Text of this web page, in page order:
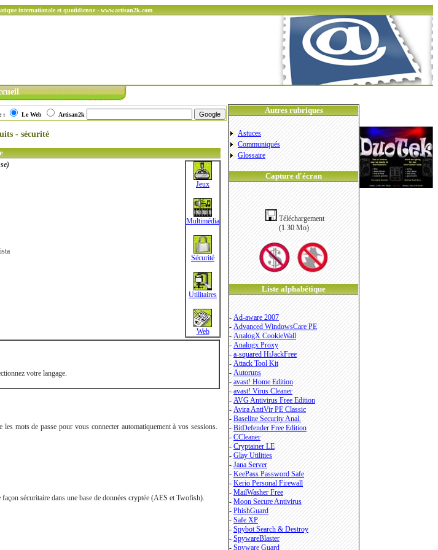
internationale et quotidienne - www.artisan2k.com
: Le Web Artisan2k
- sécurité
Jeux
Multimédia
Sécurité
Utilitaires
Web
votre langage.
mots de passe pour vous connecter automatiquement à vos sessions.
sécuritaire dans une base de données cryptée (AES et Twofish).
Autres rubriques
Astuces
Communiqués
Glossaire
Capture d'écran
Téléchargement
(1.30 Mo)
Liste alphabétique
- Ad-aware 2007
- Advanced WindowsCare PE
- AnalogX CookieWall
- Analogx Proxy
- a-squared HiJackFree
- Attack Tool Kit
- Autoruns
- avast! Home Edition
- avast! Virus Cleaner
- AVG Antivirus Free Edition
- Avira AntiVir PE Classic
- Baseline Security Anal.
- BitDefender Free Edition
- CCleaner
- Cryptainer LE
- Glay Utilities
- Jana Server
- KeePass Password Safe
- Kerio Personal Firewall
- MailWasher Free
- Moon Secure Antivirus
- PhishGuard
- Safe XP
- Spybot Search & Destroy
- SpywareBlaster
- Spyware Guard